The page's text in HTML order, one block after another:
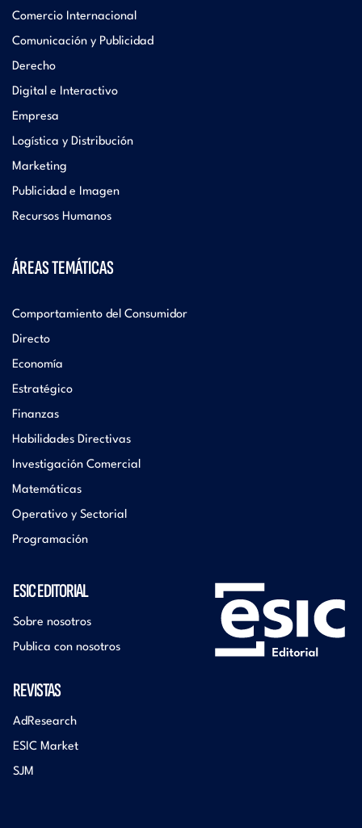
Comercio Internacional
Comunicación y Publicidad
Derecho
Digital e Interactivo
Empresa
Logística y Distribución
Marketing
Publicidad e Imagen
Recursos Humanos
ÁREAS TEMÁTICAS
Comportamiento del Consumidor
Directo
Economía
Estratégico
Finanzas
Habilidades Directivas
Investigación Comercial
Matemáticas
Operativo y Sectorial
Programación
ESIC EDITORIAL
Sobre nosotros
Publica con nosotros
REVISTAS
AdResearch
ESIC Market
SJM